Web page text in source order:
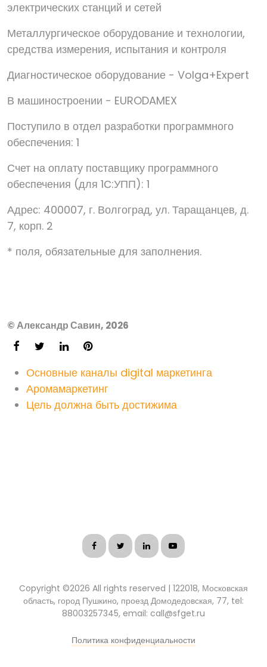
электрических станций и сетей
Металлургическое оборудование и технологии,
средства измерения, испытания и контроля
Диагностическое оборудование - Volga+Expert
В машиностроении - EURODAMEX
Поступило в отдел разработки программного
обеспечения: 1
Счет на оплату поставщику программного
обеспечения (для 1С:УПП): 1
Адрес: 400007, г. Волгоград, ул. Таращанцев, д.
7, корп. 2
* поля, обязательные для заполнения.
© Александр Савин, 2026
Основные каналы digital маркетинга
Аромамаркетинг
Цель должна быть достижима
Copyright ©2026 All rights reserved | 122018, Московская
область, город Пушкино, проезд Домодедовская, 77, tel:
88003257345, email: call@sfget.ru
Политика конфиденциальности